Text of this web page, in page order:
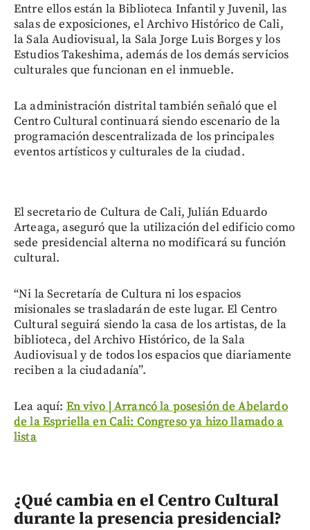
Entre ellos están la Biblioteca Infantil y Juvenil, las
salas de exposiciones, el Archivo Histórico de Cali,
la Sala Audiovisual, la Sala Jorge Luis Borges y los
Estudios Takeshima, además de los demás servicios
culturales que funcionan en el inmueble.
La administración distrital también señaló que el
Centro Cultural continuará siendo escenario de la
programación descentralizada de los principales
eventos artísticos y culturales de la ciudad.
El secretario de Cultura de Cali, Julián Eduardo
Arteaga, aseguró que la utilización del edificio como
sede presidencial alterna no modificará su función
cultural.
“Ni la Secretaría de Cultura ni los espacios
misionales se trasladarán de este lugar. El Centro
Cultural seguirá siendo la casa de los artistas, de la
biblioteca, del Archivo Histórico, de la Sala
Audiovisual y de todos los espacios que diariamente
reciben a la ciudadanía”.
Lea aquí: En vivo | Arrancó la posesión de Abelardo
de la Espriella en Cali: Congreso ya hizo llamado a
lista
¿Qué cambia en el Centro Cultural
durante la presencia presidencial?